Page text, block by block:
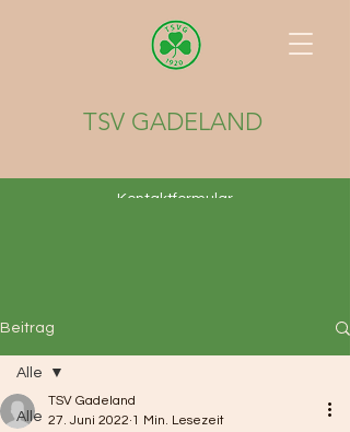
TSV GADELAND
Kontaktformular
Beitrag
Alle
Alle
TSV Gadeland
27. Juni 2022 1 Min. Lesezeit